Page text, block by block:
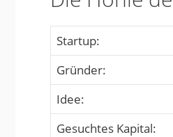
Startup:
Gründer:
Idee:
Gesuchtes Kapital: